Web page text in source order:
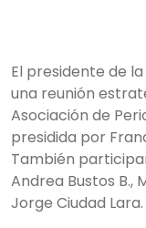
El presidente de
una reunión
Asociación de
presidida por
También
Andrea Bustos B.,
Jorge Ciudad Lara.